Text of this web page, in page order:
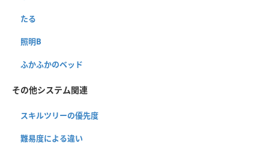
たる
照明B
ふかふかのベッド
その他システム関連
スキルツリーの優先度
難易度による違い